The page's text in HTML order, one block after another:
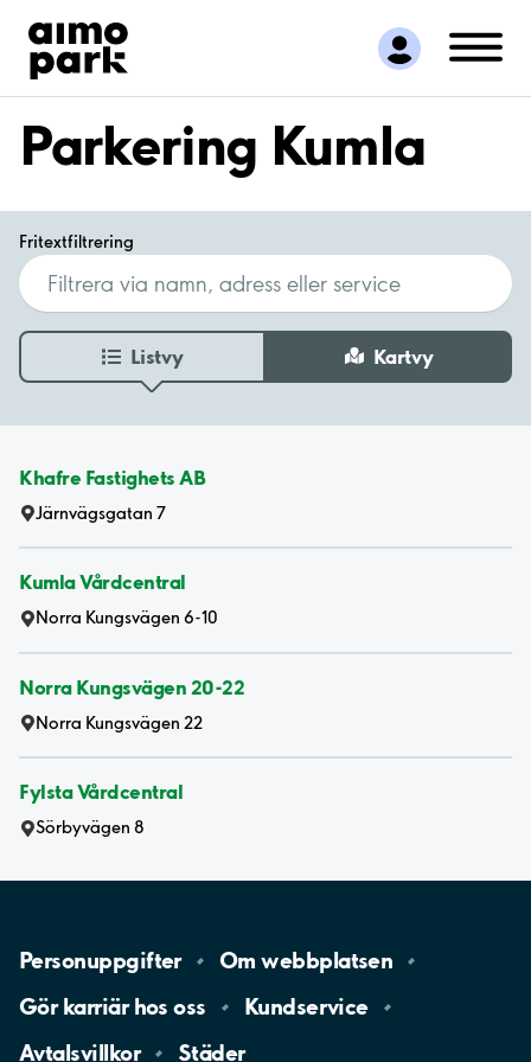
Hitta parkering
Samarbete
Kundservice
Om Aimo Park
Parkering Kumla
Fritextfiltrering
Listvy Kartvy
Khafre Fastighets AB
Järnvägsgatan 7
Kumla Vårdcentral
Norra Kungsvägen 6-10
Norra Kungsvägen 20-22
Norra Kungsvägen 22
Fylsta Vårdcentral
Sörbyvägen 8
Personuppgifter Omwebbplatsen
Gör karriär hososs
Kundservice
Avtalsvillkor
Städer